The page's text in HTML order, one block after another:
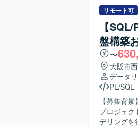
るマインド
トを進められる協調性
の立ち上
構築といっ
境で、プロ
す。データ
グの経験を積める点も魅力で
い、
AWSを中
おります
OpenAI
Devinなど
や周辺シ
ションを
【ポジシ
ルの運用・
流まで一貫
境】
ッチ実行
ェクト管
リモート可
【
盤構築
〜
大阪市
データ
PL/SQL
【募集背
プロジェクトに参画いただ
デリングを